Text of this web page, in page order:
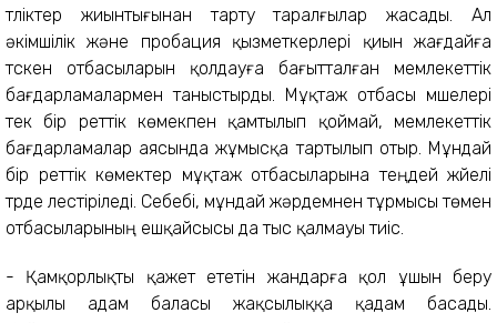
түліктер жиынтығынан тарту таралғылар жасады. Ал
әкімшілік және пробация қызметкерлері қиын жағдайға
түскен отбасыларын қолдауға бағытталған мемлекеттік
бағдарламалармен таныстырды. Мұқтаж отбасы мүшелері
тек бір реттік көмекпен қамтылып қоймай, мемлекеттік
бағдарламалар аясында жұмысқа тартылып отыр. Мұндай
бір реттік көмектер мұқтаж отбасыларына теңдей жүйелі
түрде үлестіріледі. Себебі, мұндай жәрдемнен тұрмысы төмен
отбасыларының ешқайсысы да тыс қалмауы тиіс.
- Қамқорлықты қажет ететін жандарға қол ұшын беру
арқылы адам баласы жақсылыққа қадам басады.